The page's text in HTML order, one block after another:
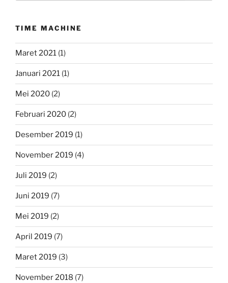
TIME MACHINE
Maret 2021 (1)
Januari 2021 (1)
Mei 2020 (2)
Februari 2020 (2)
Desember 2019 (1)
November 2019 (4)
Juli 2019 (2)
Juni 2019 (7)
Mei 2019 (2)
April 2019 (7)
Maret 2019 (3)
November 2018 (7)